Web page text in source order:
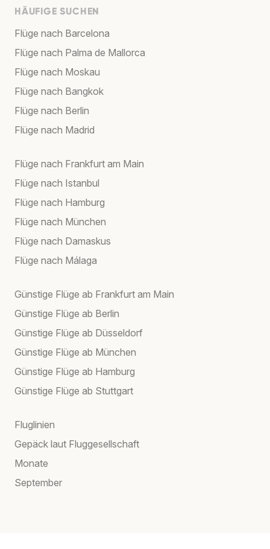
HÄUFIGE SUCHEN
Flüge nach Barcelona
Flüge nach Palma de Mallorca
Flüge nach Moskau
Flüge nach Bangkok
Flüge nach Berlin
Flüge nach Madrid
Flüge nach Frankfurt am Main
Flüge nach Istanbul
Flüge nach Hamburg
Flüge nach München
Flüge nach Damaskus
Flüge nach Málaga
Günstige Flüge ab Frankfurt am Main
Günstige Flüge ab Berlin
Günstige Flüge ab Düsseldorf
Günstige Flüge ab München
Günstige Flüge ab Hamburg
Günstige Flüge ab Stuttgart
Fluglinien
Gepäck laut Fluggesellschaft
Monate
September